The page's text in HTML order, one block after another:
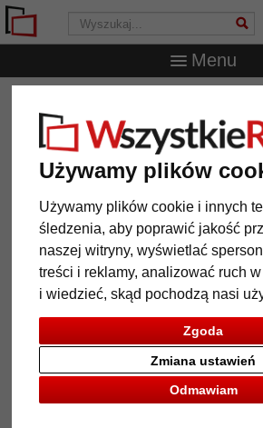
Używamy plików
Używamy plików cookie i innych
śledzenia, aby poprawić jakość
naszej witryny, wyświetlać
treści i reklamy, analizować ruch
i wiedzieć, skąd pochodzą nasi
Zgoda
Odmawiam
Zmiana ustawień
Menu
Rama drewniana Moya na wymiar
Rama drewniana
Powrót